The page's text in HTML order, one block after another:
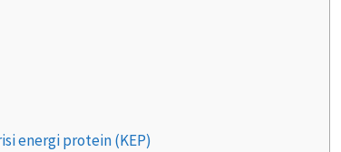
energi protein (KEP)